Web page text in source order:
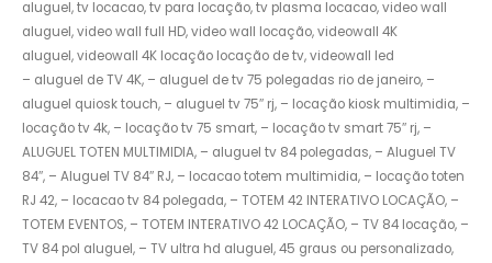
aluguel, tv locacao, tv para locação, tv plasma locacao, video wall
aluguel, video wall full HD, video wall locação, videowall 4K
aluguel, videowall 4K locação locação de tv, videowall led
– aluguel de TV 4K, – aluguel de tv 75 polegadas rio de janeiro, –
aluguel quiosk touch, – aluguel tv 75″ rj, – locação kiosk multimidia, –
locação tv 4k, – locação tv 75 smart, – locação tv smart 75″ rj, –
ALUGUEL TOTEN MULTIMIDIA, – aluguel tv 84 polegadas, – Aluguel TV
84″, – Aluguel TV 84″ RJ, – locacao totem multimidia, – locação toten
RJ 42, – locacao tv 84 polegada, – TOTEM 42 INTERATIVO LOCAÇÃO, –
TOTEM EVENTOS, – TOTEM INTERATIVO 42 LOCAÇÃO, – TV 84 locação, –
TV 84 pol aluguel, – TV ultra hd aluguel, 45 graus ou personalizado,